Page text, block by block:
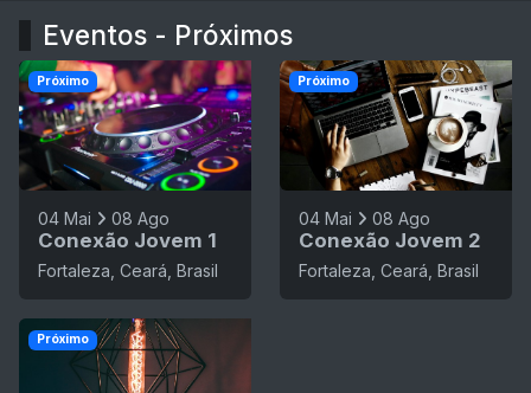
Eventos - Próximos
04 Mai 08 Ago
Conexão Jovem 1
Fortaleza, Ceará, Brasil
Próximo
04 Mai 08 Ago
Conexão Jovem 2
Fortaleza, Ceará, Brasil
Próximo
Próximo